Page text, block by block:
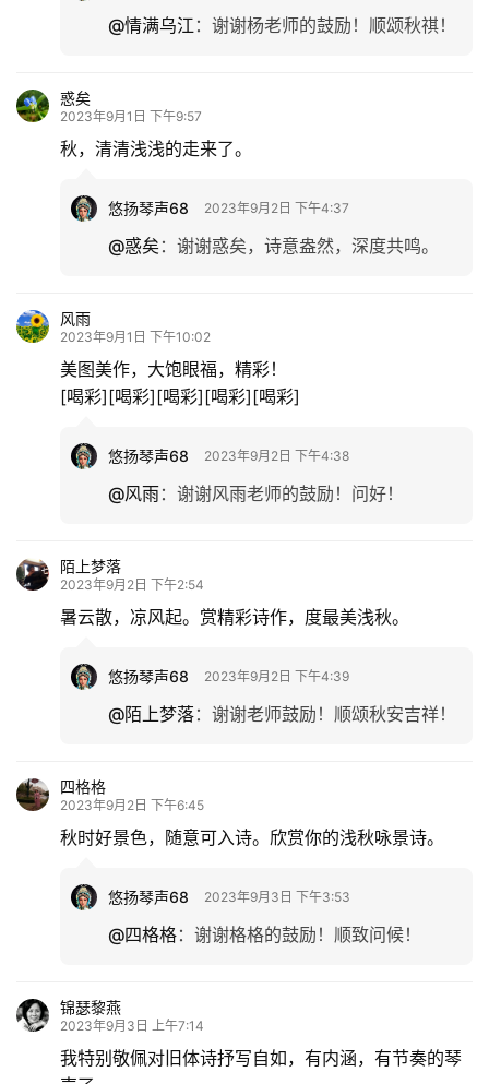
@情满乌江 ： 谢谢杨老师的鼓励！顺颂秋祺！
惑矣
2023年9月1日 下午9:57
秋，清清浅浅的走来了。
悠扬琴声68 2023年9月2日 下午4:37
@惑矣： 谢谢惑矣，诗意盎然，深度共鸣。
风雨
2023年9月1日 下午10:02
美图美作，大饱眼福，精彩！
[喝彩][喝彩][喝彩][喝彩][喝彩]
悠扬琴声68 2023年9月2日 下午4:38
@风雨： 谢谢风雨老师的鼓励！问好！
陌上梦落
2023年9月2日 下午2:54
暑云散，凉风起。赏精彩诗作，度最美浅秋。
悠扬琴声68 2023年9月2日 下午4:39
@陌上梦落： 谢谢老师鼓励！顺颂秋安吉祥！
四格格
2023年9月2日 下午6:45
秋时好景色，随意可入诗。欣赏你的浅秋咏景诗。
悠扬琴声68 2023年9月3日 下午3:53
@四格格： 谢谢格格的鼓励！顺致问候！
锦瑟黎燕
2023年9月3日 上午7:14
我特别敬佩对旧体诗抒写自如，有内涵，有节奏的琴